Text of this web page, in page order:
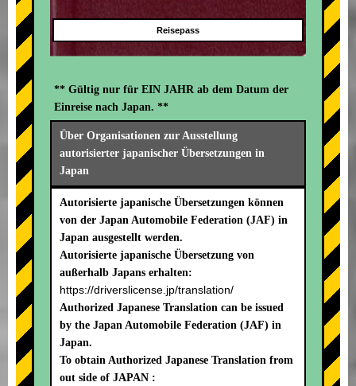
Reisepass
** Gültig nur für EIN JAHR ab dem Datum der
Einreise nach Japan. **
Über Organisationen zur Ausstellung
autorisierter japanischer Übersetzungen in
Japan
Autorisierte japanische Übersetzungen können
von der Japan Automobile Federation (JAF) in
Japan ausgestellt werden.
Autorisierte japanische Übersetzung von
außerhalb Japans erhalten:
https://driverslicense.jp/translation/
Authorized Japanese Translation can be issued
by the Japan Automobile Federation (JAF) in
Japan.
To obtain Authorized Japanese Translation from
out side of JAPAN :